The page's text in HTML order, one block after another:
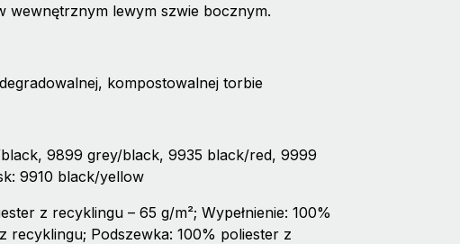
wewnętrznym lewym szwie bocznym.
kompostowalnej torbie
9899 grey/black, 9935 black/red, 9999
9910 black/yellow
z recyklingu – 65 g/m²; Wypełnienie: 100%
recyklingu; Podszewka: 100% poliester z